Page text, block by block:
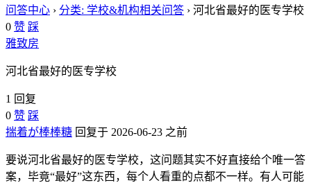
问答中心 › 分类: 学校&机构相关问答 › 河北省最好的医专学校
0 赞 踩
雅致房
河北省最好的医专学校
1 回复
0 赞 踩
揣着が棒棒糖 回复于 2026-06-23 之前
要说河北省最好的医专学校，这问题其实不好直接给个唯一答
案，毕竟“最好”这东西，每个人看重的点都不一样。有人可能